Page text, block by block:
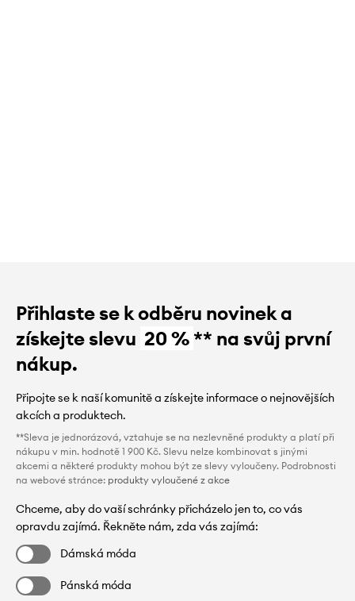
Přihlaste se k odběru novinek a
získejte slevu 20 %** na svůj první
nákup.
Připojte se k naší komunitě a získejte informace o nejnovějších
akcích a produktech.
**Sleva je jednorázová, vztahuje se na nezlevněné produkty a platí při
nákupu v min. hodnotě 1 900 Kč. Slevu nelze kombinovat s jinými
akcemi a některé produkty mohou být ze slevy vyloučeny. Podrobnosti
na webové stránce: produkty vyloučené z akce
Chceme, aby do vaší schránky přicházelo jen to, co vás
opravdu zajímá. Řekněte nám, zda vás zajímá:
Dámská móda
Pánská móda